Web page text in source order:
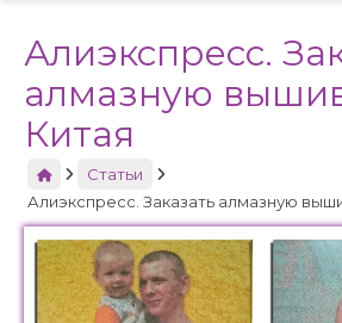
Алиэкспресс.
алмазную
Китая
Статьи
Алиэкспресс. Заказать алмазную